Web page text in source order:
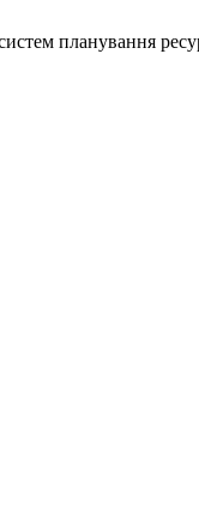
планування